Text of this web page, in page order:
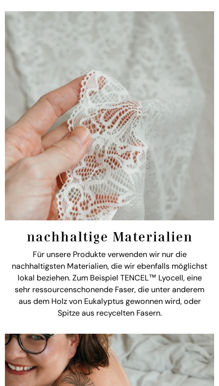
nachhaltige Materialien
Für unsere Produkte verwenden wir nur die
nachhaltigsten Materialien, die wir ebenfalls möglichst
lokal beziehen. Zum Beispiel TENCEL™ Lyocell, eine
sehr ressourcenschonende Faser, die unter anderem
aus dem Holz von Eukalyptus gewonnen wird, oder
Spitze aus recycelten Fasern.